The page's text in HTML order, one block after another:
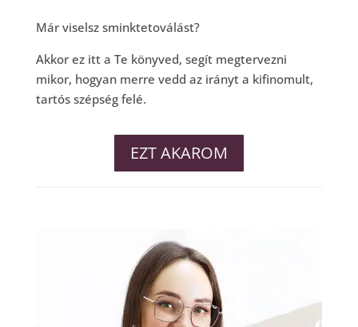
Már viselsz sminktetoválást?
Akkor ez itt a Te könyved, segít megtervezni
mikor, hogyan merre vedd az irányt a kifinomult,
tartós szépség felé.
EZT AKAROM